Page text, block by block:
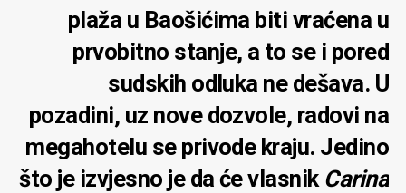
plaža u Baošićima biti vraćena u
prvobitno stanje, a to se i pored
sudskih odluka ne dešava. U
pozadini, uz nove dozvole, radovi na
megahotelu se privode kraju. Jedino
što je izvjesno je da će vlasnik Carina